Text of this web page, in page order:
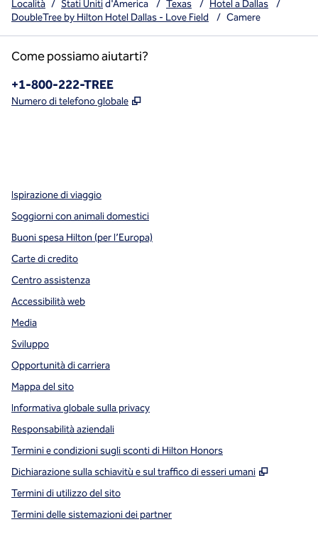
Località / Stati Unitid'America / Texas / Hotel a Dallas
/
DoubleTree by Hilton Hotel Dallas - Love Field
/ Camere
Come possiamo aiutarti?
Telefono:
+1-800-222-TREE
Numero di telefono globale ,
Ispirazione di viaggio
Soggiorni con animali domestici
Buoni spesa Hilton (per l’Europa)
Carte di credito
Centro assistenza
Accessibilità web
Media
Sviluppo
Opportunità di carriera
Mappa del sito
Informativa globale sulla privacy
Responsabilità aziendali
Termini e condizioni sugli sconti di Hilton Honors
Dichiarazione sulla schiavitù e sul traffico di esseri umani
,
Termini di utilizzo del sito
Termini delle sistemazioni dei partner